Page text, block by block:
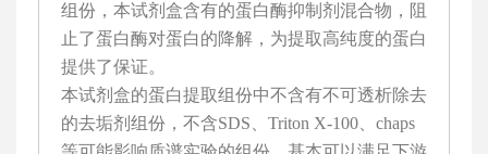
组份，本试剂盒含有的蛋白酶抑制剂混合物，阻
止了蛋白酶对蛋白的降解，为提取高纯度的蛋白
提供了保证。
本试剂盒的蛋白提取组份中不含有不可透析除去
的去垢剂组份，不含SDS、Triton X-100、chaps